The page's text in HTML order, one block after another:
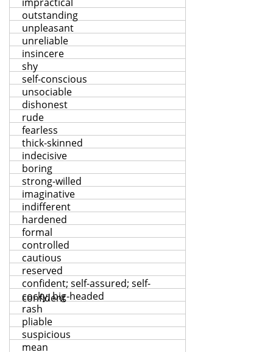
outstanding
unpleasant
unreliable
insincere
shy
self-conscious
unsociable
dishonest
rude
fearless
thick-skinned
indecisive
boring
strong-willed
imaginative
indifferent
hardened
formal
controlled
cautious
reserved
confident; self-assured; self-
confident
cocky; big-headed
rash
pliable
suspicious
mean